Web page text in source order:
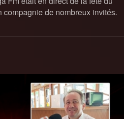
de nombreux invités.